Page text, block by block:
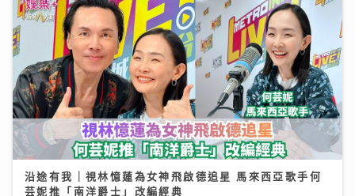
沿途有我｜視林憶蓮為女神飛啟德追星 馬來西亞歌手何
芸妮推「南洋爵士」改編經典
06/08/2026